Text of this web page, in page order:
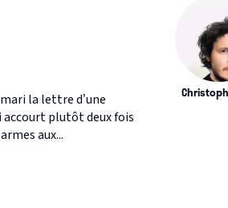
la lettre d’une
accourt plutôt deux fois
aux...